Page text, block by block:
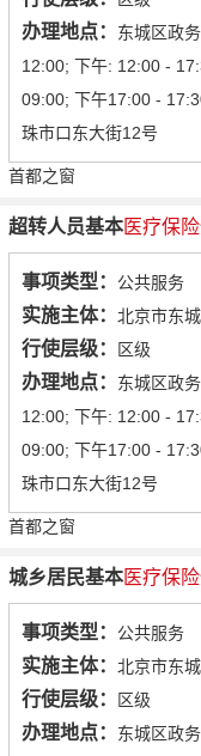
办理地点： 东城区政
12:00; 下午: 12:00 -
09:00; 下午17:00 -
珠市口东大街12号
首都之窗
超转人员基本医疗保险
事项类型： 公共服务
实施主体： 北京市东
行使层级： 区级
办理地点： 东城区政
12:00; 下午: 12:00 -
09:00; 下午17:00 -
珠市口东大街12号
首都之窗
城乡居民基本医疗保险
事项类型： 公共服务
实施主体： 北京市东
行使层级： 区级
办理地点： 东城区政